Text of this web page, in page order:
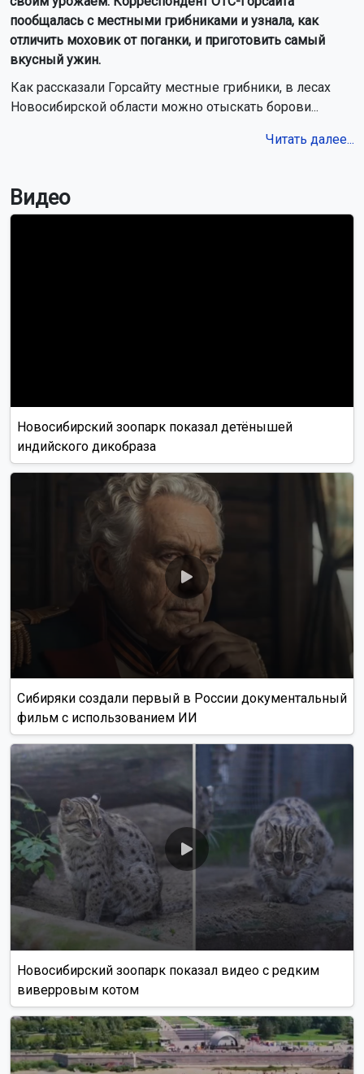
пообщалась с местными грибниками и узнала, как
отличить моховик от поганки, и приготовить самый
вкусный ужин.
Как рассказали Горсайту местные грибники, в лесах
Новосибирской области можно отыскать борови...
Читать далее...
Видео
Новосибирский зоопарк показал детёнышей
индийского дикобраза
Сибиряки создали первый в России документальный
фильм с использованием ИИ
Новосибирский зоопарк показал видео с редким
виверровым котом